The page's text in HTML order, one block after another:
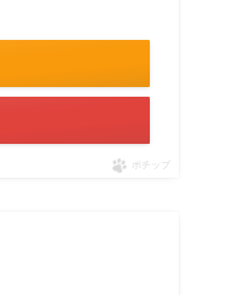
ポチップ